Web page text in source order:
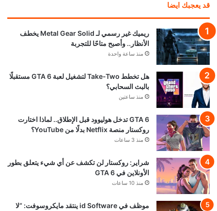
قد يعجبك ايضا
ريميك غير رسمي لـ Metal Gear Solid يخطف
الأنظار.. وأصبح متاحًا للتجربة
منذ ساعة واحدة
هل تخطط Take-Two لتشغيل لعبة GTA 6 مستقبلًا
بالبث السحابي؟
منذ ساعتين
GTA 6 تدخل هوليوود قبل الإطلاق.. لماذا اختارت
روكستار منصة Netflix بدلًا من YouTube؟
منذ 3 ساعات
شراير: روكستار لن تكشف عن أي شيء يتعلق بطور
الأونلاين في GTA 6
منذ 10 ساعات
موظف في id Software ينتقد مايكروسوفت: “لا